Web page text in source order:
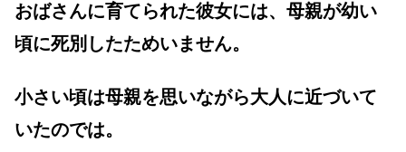
おばさんに育てられた彼女には、母親が幼い
頃に死別したためいません。
小さい頃は母親を思いながら大人に近づいて
いたのでは。